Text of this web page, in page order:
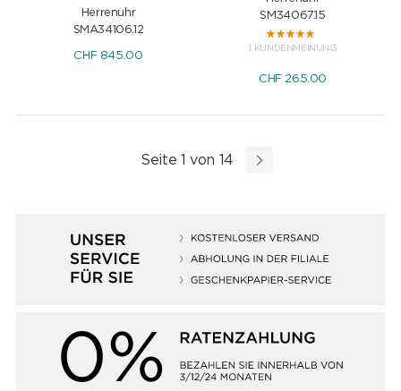
Herrenuhr
SMA34106.12
CHF845.00
SM34067.15
1 KUNDENMEINUNG
CHF265.00
Seite 1 von 14